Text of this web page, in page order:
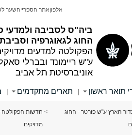
ביה"ס לסביבה ולמדעי
החוג לגאוגרפיה
הפקולטה למדעים
ע"ש ריימונד ובברלי
אוניברסיטת תל אביב
אלפוןאתר הספרייהשער
תואר ראשון | תארים מתקדמים |
הארץ ע"ש פורטר - החוג
> חדשות הפקולטה
מדויקים